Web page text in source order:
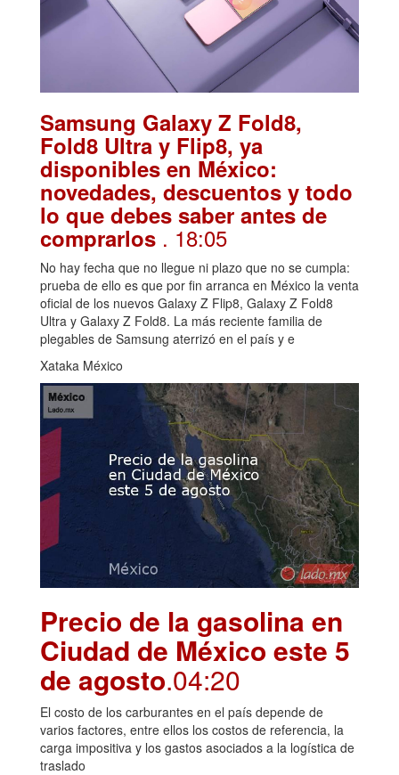
Samsung Galaxy Z Fold8,
Fold8 Ultra y Flip8, ya
disponibles en México:
novedades, descuentos y todo
lo que debes saber antes de
comprarlos . 18:05
No hay fecha que no llegue ni plazo que no se cumpla:
prueba de ello es que por fin arranca en México la venta
oficial de los nuevos Galaxy Z Flip8, Galaxy Z Fold8
Ultra y Galaxy Z Fold8. La más reciente familia de
plegables de Samsung aterrizó en el país y e
Xataka México
Precio de la gasolina en
Ciudad de México este 5
de agosto.04:20
El costo de los carburantes en el país depende de
varios factores, entre ellos los costos de referencia, la
carga impositiva y los gastos asociados a la logística de
traslado